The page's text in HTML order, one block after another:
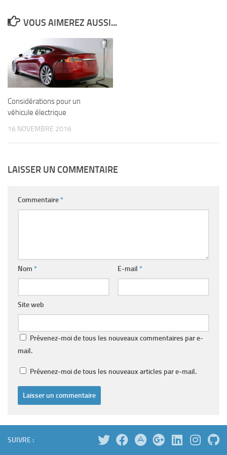
VOUS AIMEREZ AUSSI...
Considérations pour un
véhicule électrique
16 NOVEMBRE 2016
LAISSER UN COMMENTAIRE
Commentaire*
Nom * E-mail *
Site web
Prévenez-moi de tous les nouveaux commentaires par e-
mail.
Prévenez-moi de tous les nouveaux articles par e-mail.
SUIVRE :